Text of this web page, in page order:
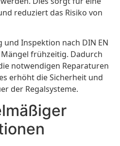
reduziert das Risiko von
Inspektion nach DIN EN
frühzeitig. Dadurch
notwendigen Reparaturen
erhöht die Sicherheit und
der Regalsysteme.